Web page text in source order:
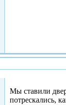
Мы ставили
потрескались,